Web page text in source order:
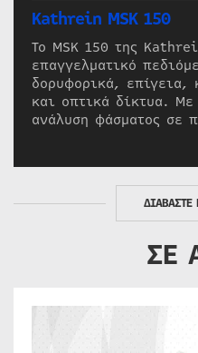
Kathrein MSK 150
Το MSK 150 της
επαγγελματικό
δορυφορικά,
και οπτικά δίκτυα.
ανάλυση φάσματος σε
ΔΙΑΒΑΣΤΕ
ΣΕ